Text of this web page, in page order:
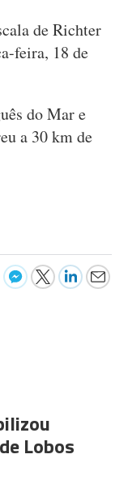
de Richter
feira, 18 de
do Mar e
a 30 km de
Lobos